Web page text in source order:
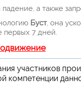
а также
Буст, она
первых 7 дней.
участников
компетенции